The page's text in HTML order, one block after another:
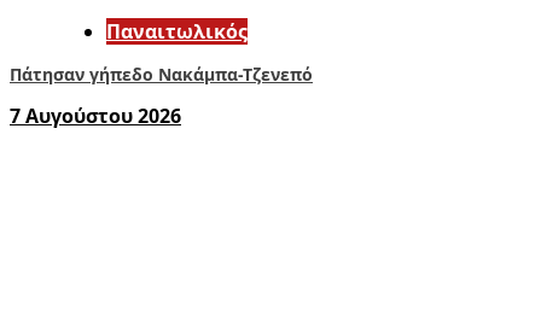
Παναιτωλικός
Πάτησαν γήπεδο Νακάμπα-Τζενεπό
7 Αυγούστου 2026